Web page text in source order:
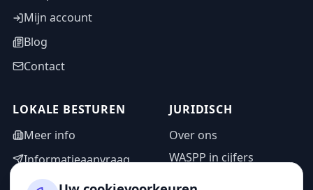
Mijn account
Blog
Contact
LOKALE BESTUREN
Meer info
Informatieaanvraag
Adminzone
JURIDISCH
Over ons
WASPP in cijfers